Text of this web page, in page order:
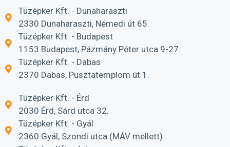
Tüzépker Kft. - Dunaharaszti
2330 Dunaharaszti, Némedi út 65.
Tüzépker Kft. - Budapest
1153 Budapest, Pázmány Péter utca 9-27.
Tüzépker Kft. - Dabas
2370 Dabas, Pusztatemplom út 1.
Tüzépker Kft. - Érd
2030 Érd, Sárd utca 32.
Tüzépker Kft. - Gyál
2360 Gyál, Szondi utca (MÁV mellett)